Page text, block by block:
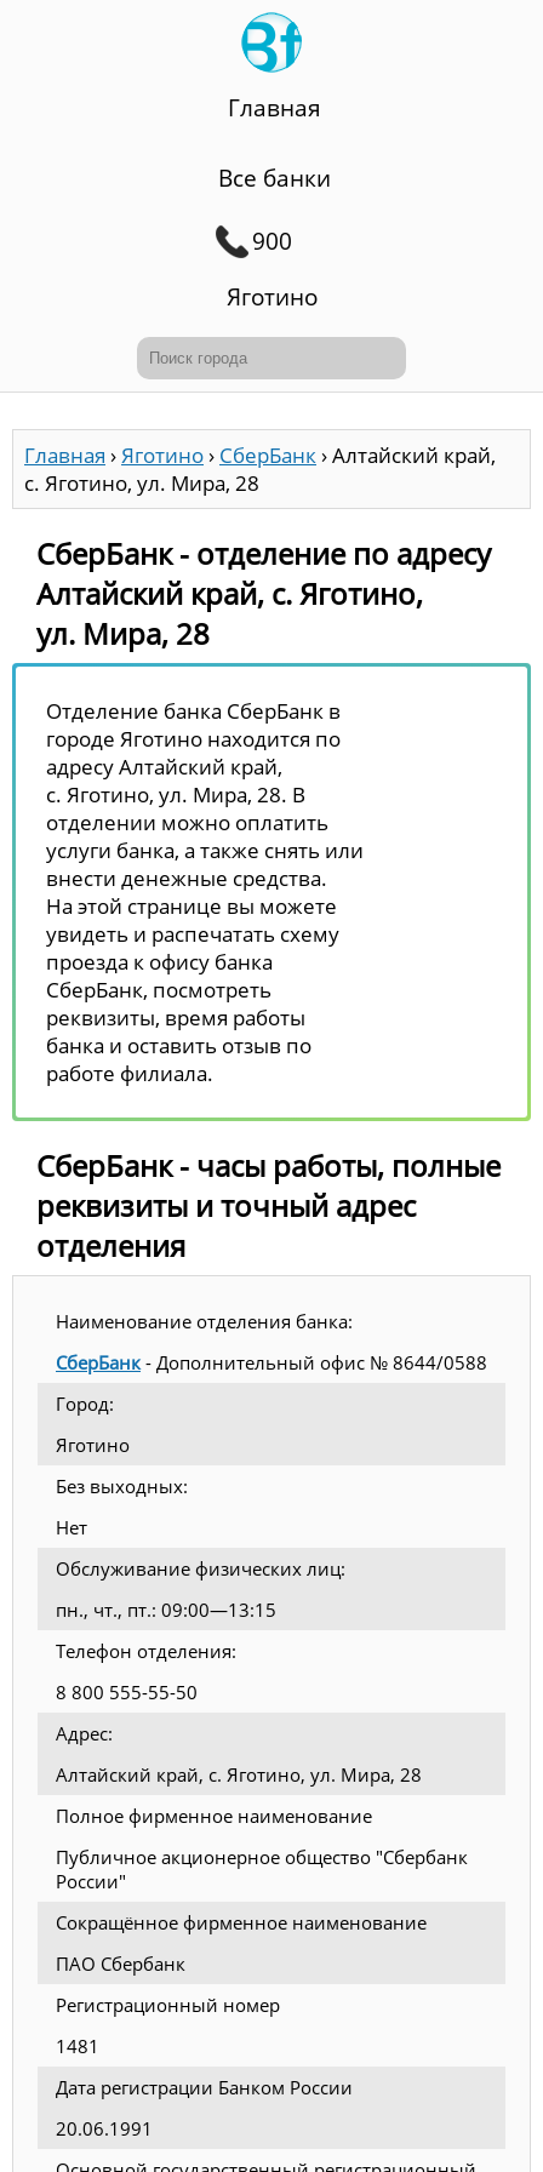
Главная
Все банки
900
Яготино
Главная ›Яготино› СберБанк›Алтайский край,
с. Яготино, ул. Мира, 28
СберБанк - отделение по адресу
Алтайский край, с. Яготино,
ул. Мира, 28
Отделение банка СберБанк в
городе Яготино находится по
адресу Алтайский край,
с. Яготино, ул. Мира, 28. В
отделении можно оплатить
услуги банка, а также снять или
внести денежные средства.
На этой странице вы можете
увидеть и распечатать схему
проезда к офису банка
СберБанк, посмотреть
реквизиты, время работы
банка и оставить отзыв по
работе филиала.
СберБанк - часы работы, полные
реквизиты и точный адрес
отделения
Наименование отделения банка:
СберБанк - Дополнительный офис № 8644/0588
Город:
Яготино
Без выходных:
Нет
Обслуживание физических лиц:
пн., чт., пт.: 09:00—13:15
Телефон отделения:
8 800 555-55-50
Адрес:
Алтайский край, с. Яготино, ул. Мира, 28
Полное фирменное наименование
Публичное акционерное общество "Сбербанк
России"
Сокращённое фирменное наименование
ПАО Сбербанк
Регистрационный номер
1481
Дата регистрации Банком России
20.06.1991